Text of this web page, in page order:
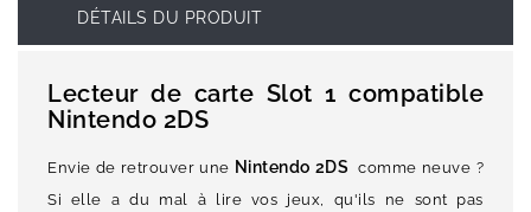
DÉTAILS DU PRODUIT
Lecteur de carte Slot 1 compatible
Nintendo 2DS
Envie de retrouver une Nintendo 2DS comme neuve ?
Si elle a du mal à lire vos jeux, qu'ils ne sont pas